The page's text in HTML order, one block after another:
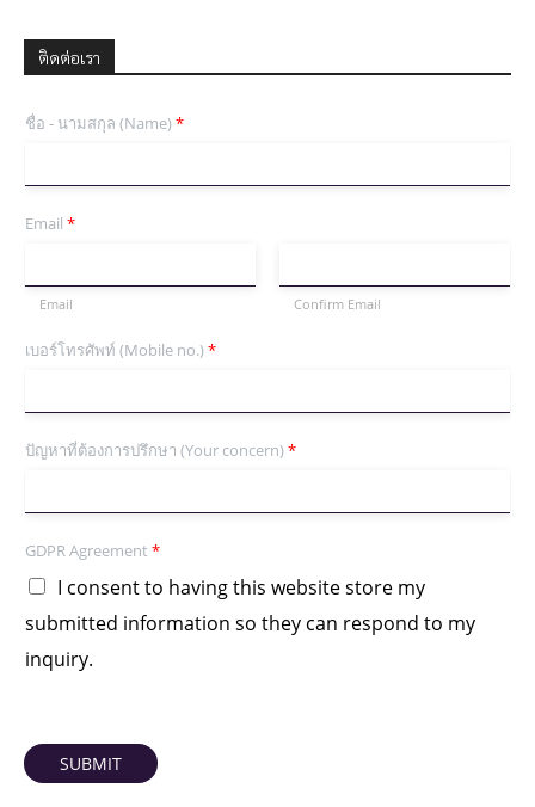
ติดต่อเรา
ชื่อ - นามสกุล (Name)*
Email *
Email Confirm Email
เบอร์โทรศัพท์ (Mobile no.)*
ปัญหาที่ต้องการปรึกษา (Your concern)*
GDPR Agreement *
I consent to having this website store my
submitted information so they can respond to my
inquiry.
SUBMIT